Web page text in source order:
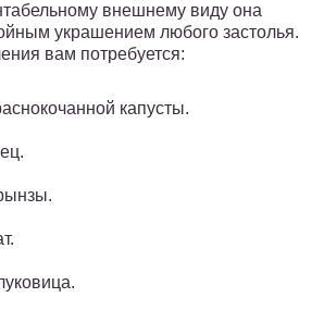
внешнему виду она
украшением любого застолья.
вам потребуется:
капусты.